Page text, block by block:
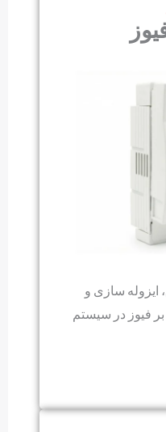
ایزوله سازی و
فیوز در سیستم